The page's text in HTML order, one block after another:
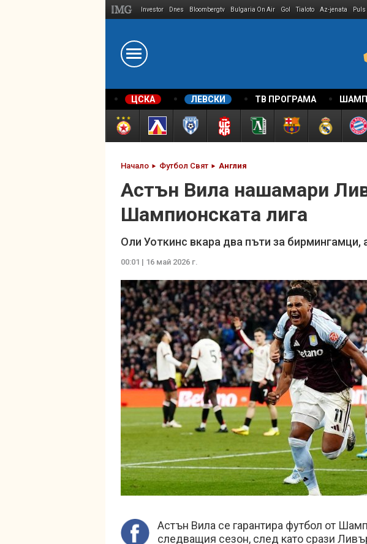
Investor Dnes Bloombergtv Bulgaria On Air Gol Tialoto Az-jenata Puls
ЦСКА ЛЕВСКИ ТВ ПРОГРАМА
Начало Футбол Свят Англия
Астън Вила нашамари
Шампионската лига
Оли Уоткинс вкара два пъти за
00:01 | 16 май 2026 г.
Астън Вила се гарантира футбол от
следващия сезон, след като срази